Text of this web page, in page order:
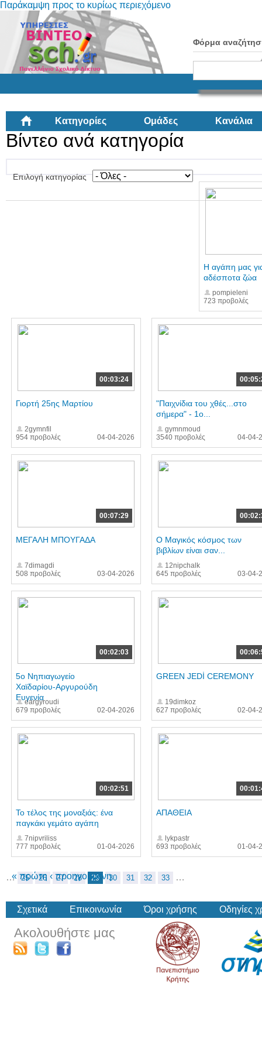
Παράκαμψη προς το κυρίως περιεχόμενο
Φόρμα
Κατηγορίες Ομάδες Κανάλια
Βίντεο ανά κατηγορία
Επιλογή κατηγορίας
723 προβολές
Η αγάπη μας
αδέσποτα ζώα
pompieleni
00:03:24
954 προβολές
Γιορτή 25ης Μαρτίου
2gymnfil
04-04-2026
3540 προβολές
"Παιχνίδια του χθές...στο
σήμερα" - 1ο...
gymnmoud
04-04-
00:07:29
508 προβολές
ΜΕΓΑΛΗ ΜΠΟΥΓΑΔΑ
7dimagdi
03-04-2026
645 προβολές
Ο Μαγικός κόσμος των
βιβλίων είναι σαν...
12nipchalk
03-04-
00:02:03
679 προβολές
5ο Νηπιαγωγείο
Χαϊδαρίου-Αργυρούδη
Ευγενία
eargyroudi
02-04-2026
627 προβολές
GREEN JEDİ CEREMONY
19dimkoz
02-04-
00:02:51
777 προβολές
Το τέλος της μοναξιάς: ένα
παγκάκι γεμάτο αγάπη
7nipvriliss
01-04-2026
693 προβολές
ΑΠΑΘΕΙΑ
lykpastr
01-04-
« πρώτη ‹ προηγούμενη
… 25 26 27 28 29 30 31 32 33 …
Σχετικά Επικοινωνία Όροι χρήσης Οδηγίες
Ακολουθήστε μας